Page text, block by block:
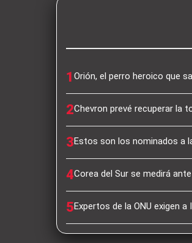
1 Orión, el perro heroico que
2Chevron prevé recuperar la
3Estos son los nominados a
4Corea del Sur se medirá
5Expertos de la ONU exigen